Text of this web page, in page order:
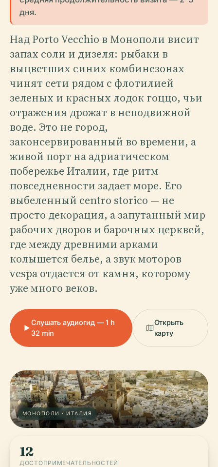
дня.
Над Porto Vecchio в Монополи висит
запах соли и дизеля: рыбаки в
выцветших синих комбинезонах
чинят сети рядом с флотилией
зеленых и красных лодок гоццо, чьи
отражения дрожат в неподвижной
воде. Это не город,
законсервированный во времени, а
живой порт на адриатическом
побережье Италии, где ритм
повседневности задает море. Его
выбеленный centro storico — не
просто декорация, а запутанный мир
рабочих дворов и барочных церквей,
где между древними арками
колышется белье, а звук моторов
vespa отдается от камня, которому
уже много веков.
Слушать аудиогид — 1 h
32 min
Открыть
карту
МОНОПОЛИ · ИТАЛИЯ
12
ДОСТОПРИМЕЧАТЕЛЬНОСТЕЙ